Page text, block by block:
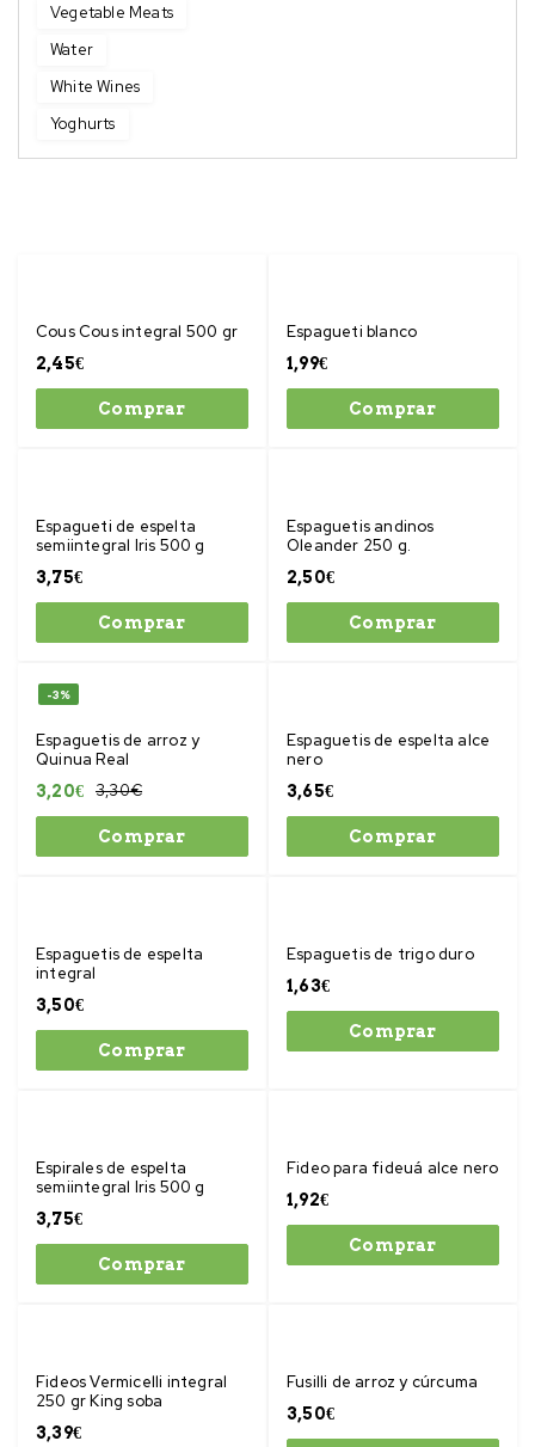
Vegetable Meats
Water
White Wines
Yoghurts
Cous Cous integral 500 gr
2,45€
Comprar
Espagueti blanco
1,99€
Comprar
Espagueti de espelta
semiintegral Iris 500 g
3,75€
Comprar
Espaguetis andinos
Oleander 250 g.
2,50€
Comprar
-3%
Espaguetis de arroz y
Quinua Real
3,30€
3,20€
Comprar
Espaguetis de espelta alce
nero
3,65€
Comprar
Espaguetis de espelta
integral
3,50€
Comprar
Espaguetis de trigo duro
1,63€
Comprar
Espirales de espelta
semiintegral Iris 500 g
3,75€
Comprar
Fideo para fideuá alce nero
1,92€
Comprar
Fideos Vermicelli integral
250 gr King soba
3,39€
Fusilli de arroz y cúrcuma
3,50€